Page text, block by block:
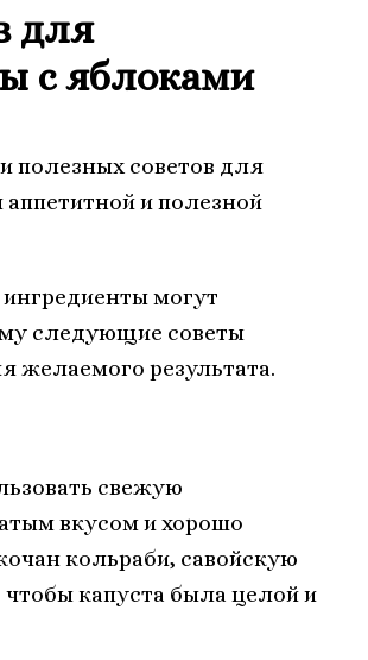
для
с яблоками
полезных советов для
и полезной
могут
следующие советы
желаемого результата.
свежую
вкусом и хорошо
кольраби, савойскую
капуста была целой и